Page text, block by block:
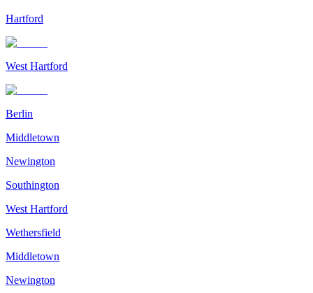
Hartford
West Hartford
Berlin
Middletown
Newington
Southington
West Hartford
Wethersfield
Middletown
Newington